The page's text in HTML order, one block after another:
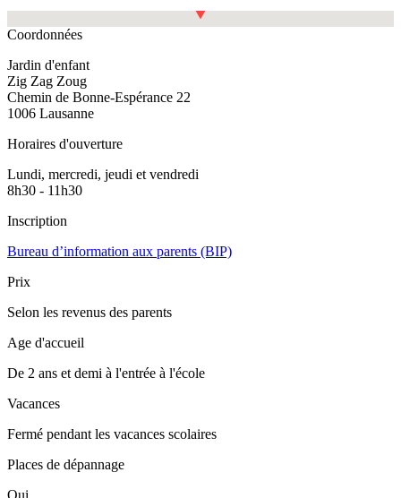
Coordonnées
Jardin d'enfant
Zig Zag Zoug
Chemin de Bonne-Espérance 22
1006 Lausanne
Horaires d'ouverture
Lundi, mercredi, jeudi et vendredi
8h30 - 11h30
Inscription
Bureau d’information aux parents (BIP)
Prix
Selon les revenus des parents
Age d'accueil
De 2 ans et demi à l'entrée à l'école
Vacances
Fermé pendant les vacances scolaires
Places de dépannage
Oui